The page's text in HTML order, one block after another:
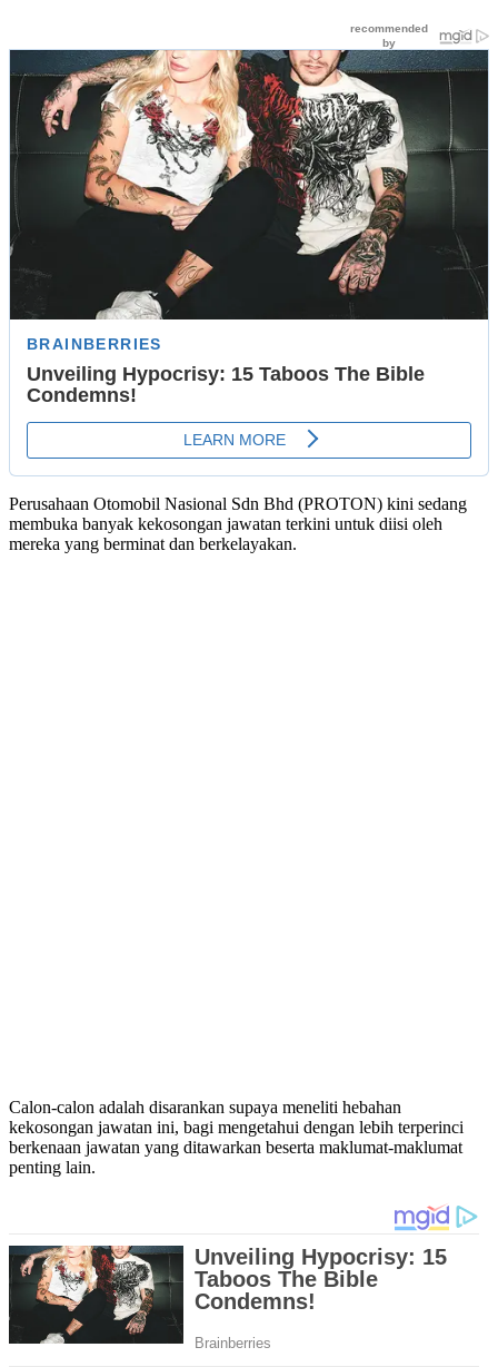
Perusahaan Otomobil Nasional Sdn Bhd (PROTON) kini sedang
membuka banyak kekosongan jawatan terkini untuk diisi oleh
mereka yang berminat dan berkelayakan.
Calon-calon adalah disarankan supaya meneliti hebahan
kekosongan jawatan ini, bagi mengetahui dengan lebih terperinci
berkenaan jawatan yang ditawarkan beserta maklumat-maklumat
penting lain.